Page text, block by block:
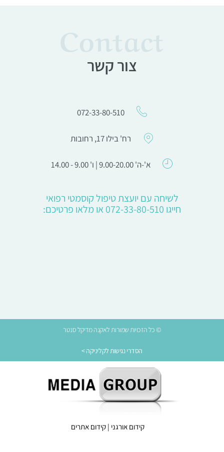
צור קשר
072-33-80-510
רח' בילו 17, רחובות
א'-ה' 9.00-20.00 | ו' 9.00 - 14.00
לשיחה עם יועצת טיפול קוסמטי רפואי
חייגו 072-33-80-510 או מלאו פרטיכם:
© כל הזכויות שמורות לאקנה מדיקל סנטר
הסדרי נגישות לקליניקה >
קידום אורגני |קידום אתרים